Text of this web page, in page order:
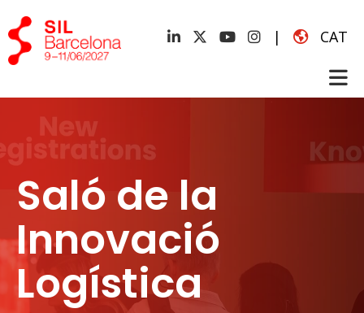
| CAT
Saló de la
Innovació
Logística